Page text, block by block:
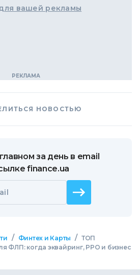
вашей рекламы
НОВОСТЬЮ
за день в email
finance.ua
/ Финтех и Карты / ТОП
ФЛП: когда эквайринг, РРО и бизнес